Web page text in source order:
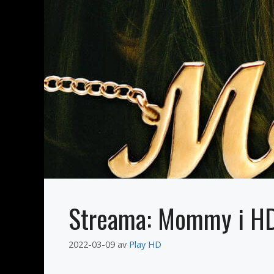
Streama: Mommy i
2022-03-09 av Play HD